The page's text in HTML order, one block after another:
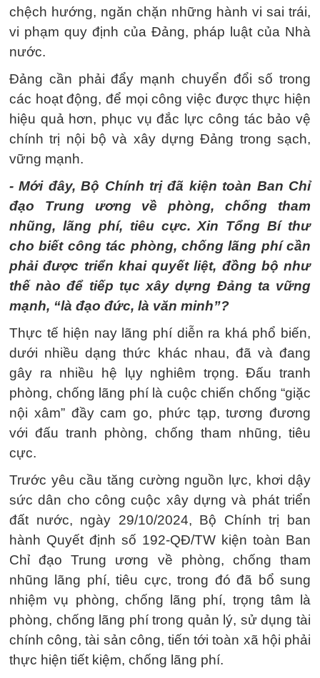
chệch hướng, ngăn chặn những hành vi sai trái,
vi phạm quy định của Đảng, pháp luật của Nhà
nước.
Đảng cần phải đẩy mạnh chuyển đổi số trong
các hoạt động, để mọi công việc được thực hiện
hiệu quả hơn, phục vụ đắc lực công tác bảo vệ
chính trị nội bộ và xây dựng Đảng trong sạch,
vững mạnh.
- Mới đây, Bộ Chính trị đã kiện toàn Ban Chỉ
đạo Trung ương về phòng, chống tham
nhũng, lãng phí, tiêu cực. Xin Tổng Bí thư
cho biết công tác phòng, chống lãng phí cần
phải được triển khai quyết liệt, đồng bộ như
thế nào để tiếp tục xây dựng Đảng ta vững
mạnh, “là đạo đức, là văn minh”?
Thực tế hiện nay lãng phí diễn ra khá phổ biến,
dưới nhiều dạng thức khác nhau, đã và đang
gây ra nhiều hệ lụy nghiêm trọng. Đấu tranh
phòng, chống lãng phí là cuộc chiến chống “giặc
nội xâm” đầy cam go, phức tạp, tương đương
với đấu tranh phòng, chống tham nhũng, tiêu
cực.
Trước yêu cầu tăng cường nguồn lực, khơi dậy
sức dân cho công cuộc xây dựng và phát triển
đất nước, ngày 29/10/2024, Bộ Chính trị ban
hành Quyết định số 192-QĐ/TW kiện toàn Ban
Chỉ đạo Trung ương về phòng, chống tham
nhũng lãng phí, tiêu cực, trong đó đã bổ sung
nhiệm vụ phòng, chống lãng phí, trọng tâm là
phòng, chống lãng phí trong quản lý, sử dụng tài
chính công, tài sản công, tiến tới toàn xã hội phải
thực hiện tiết kiệm, chống lãng phí.